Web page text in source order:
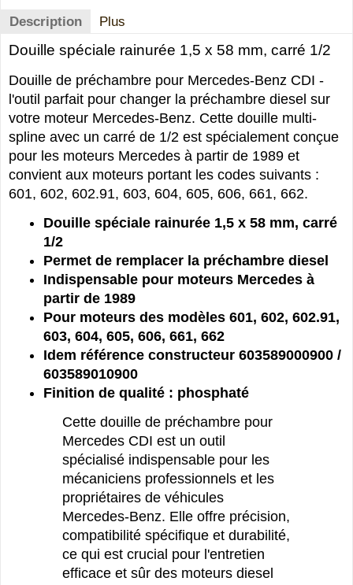
Description Plus
Douille spéciale rainurée 1,5 x 58 mm, carré 1/2
Douille de préchambre pour Mercedes-Benz CDI -
l'outil parfait pour changer la préchambre diesel sur
votre moteur Mercedes-Benz. Cette douille multi-
spline avec un carré de 1/2 est spécialement conçue
pour les moteurs Mercedes à partir de 1989 et
convient aux moteurs portant les codes suivants :
601, 602, 602.91, 603, 604, 605, 606, 661, 662.
Douille spéciale rainurée 1,5 x 58 mm, carré
1/2
Permet de remplacer la préchambre diesel
Indispensable pour moteurs Mercedes à
partir de 1989
Pour moteurs des modèles 601, 602, 602.91,
603, 604, 605, 606, 661, 662
Idem référence constructeur 603589000900 /
603589010900
Finition de qualité : phosphaté
Cette douille de préchambre pour
Mercedes CDI est un outil
spécialisé indispensable pour les
mécaniciens professionnels et les
propriétaires de véhicules
Mercedes-Benz. Elle offre précision,
compatibilité spécifique et durabilité,
ce qui est crucial pour l'entretien